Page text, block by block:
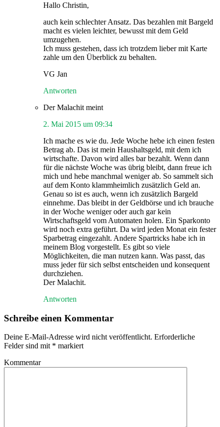
Hallo Christin,
auch kein schlechter Ansatz. Das bezahlen mit Bargeld
macht es vielen leichter, bewusst mit dem Geld
umzugehen.
Ich muss gestehen, dass ich trotzdem lieber mit Karte
zahle um den Überblick zu behalten.
VG Jan
Antworten
Der Malachit meint
2. Mai 2015 um 09:34
Ich mache es wie du. Jede Woche hebe ich einen festen
Betrag ab. Das ist mein Haushaltsgeld, mit dem ich
wirtschafte. Davon wird alles bar bezahlt. Wenn dann
für die nächste Woche was übrig bleibt, dann freue ich
mich und hebe manchmal weniger ab. So sammelt sich
auf dem Konto klammheimlich zusätzlich Geld an.
Genau so ist es auch, wenn ich zusätzlich Bargeld
einnehme. Das bleibt in der Geldbörse und ich brauche
in der Woche weniger oder auch gar kein
Wirtschaftsgeld vom Automaten holen. Ein Sparkonto
wird noch extra geführt. Da wird jeden Monat ein fester
Sparbetrag eingezahlt. Andere Spartricks habe ich in
meinem Blog vorgestellt. Es gibt so viele
Möglichkeiten, die man nutzen kann. Was passt, das
muss jeder für sich selbst entscheiden und konsequent
durchziehen.
Der Malachit.
Antworten
Schreibe einen Kommentar
Deine E-Mail-Adresse wird nicht veröffentlicht. Erforderliche
Felder sind mit * markiert
Kommentar